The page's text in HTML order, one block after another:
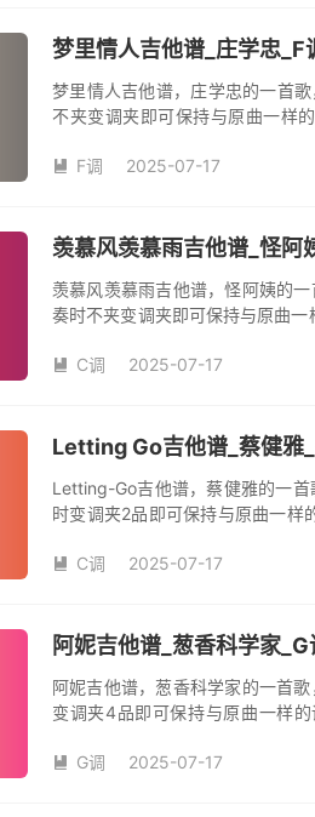
梦里情人吉他谱_庄学忠
梦里情人吉他谱，庄学忠的一首
不夹变调夹即可保持与原曲一样
人》是由庄学忠演唱的一首经典
 F调 2025-07-17
羡慕风羡慕雨吉他谱_怪
羡慕风羡慕雨吉他谱，怪阿姨的
奏时不夹变调夹即可保持与原曲
姨演唱的歌曲《羡慕风羡慕雨》
 C调 2025-07-17
Letting Go吉他谱_蔡健雅
Letting-Go吉他谱，蔡健雅的一
时变调夹2品即可保持与原曲一样
 C调 2025-07-17
阿妮吉他谱_葱香科学家
阿妮吉他谱，葱香科学家的一首
变调夹4品即可保持与原曲一样
 G调 2025-07-17